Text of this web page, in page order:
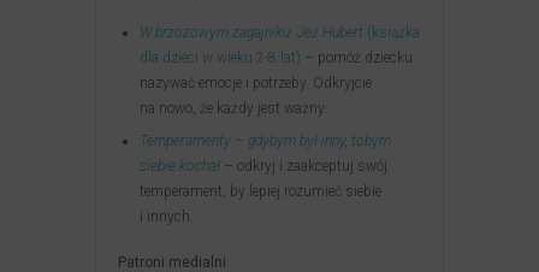
W brzozowym zagajniku: Jeż Hubert (książka
dla dzieci w wieku 2-8 lat) – pomóż dziecku
nazywać emocje i potrzeby. Odkryjcie
na nowo, że każdy jest ważny.
Temperamenty – gdybym był inny, tobym
siebie kochał – odkryj i zaakceptuj swój
temperament, by lepiej rozumieć siebie
i innych.
Patroni medialni: